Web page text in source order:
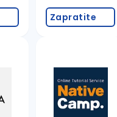
Zapratite